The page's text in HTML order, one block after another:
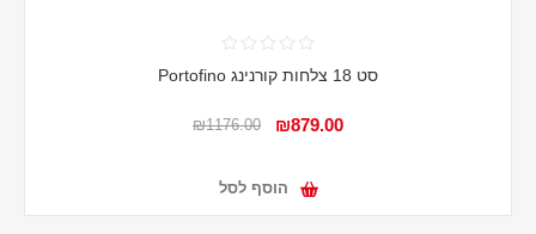
סט 18 צלחות קורנינג Portofino
₪879.00
₪1176.00
הוסף לסל